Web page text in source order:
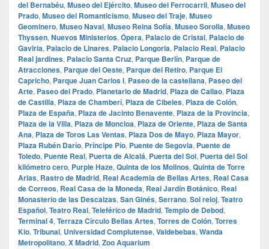
del Bernabéu, Museo del Ejército, Museo del Ferrocarril, Museo del
Prado, Museo del Romanticismo, Museo del Traje, Museo
Geominero, Museo Naval, Museo Reina Sofía, Museo Sorolla, Museo
Thyssen, Nuevos Ministerios, Ópera, Palacio de Cristal, Palacio de
Gaviria, Palacio de Linares, Palacio Longoria, Palacio Real, Palacio
Real jardines, Palacio Santa Cruz, Parque Berlín, Parque de
Atracciones, Parque del Oeste, Parque del Retiro, Parque El
Capricho, Parque Juan Carlos I, Paseo de la castellana, Paseo del
Arte, Paseo del Prado, Planetario de Madrid, Plaza de Callao, Plaza
de Castilla, Plaza de Chamberí, Plaza de Cibeles, Plaza de Colón,
Plaza de España, Plaza de Jacinto Benavente, Plaza de la Provincia,
Plaza de la Villa, Plaza de Moncloa, Plaza de Oriente, Plaza de Santa
Ana, Plaza de Toros Las Ventas, Plaza Dos de Mayo, Plaza Mayor,
Plaza Rubén Darío, Príncipe Pío, Puente de Segovia, Puente de
Toledo, Puente Real, Puerta de Alcalá, Puerta del Sol, Puerta del Sol
kilómetro cero, Purple Haze, Quinta de los Molinos, Quinta de Torre
Arias, Rastro de Madrid, Real Academia de Bellas Artes, Real Casa
de Correos, Real Casa de la Moneda, Real Jardín Botánico, Real
Monasterio de las Descalzas, San Ginés, Serrano, Sol reloj, Teatro
Español, Teatro Real, Teleférico de Madrid, Templo de Debod,
Terminal 4, Terraza Círculo Bellas Artes, Torres de Colón, Torres
Kio, Tribunal, Universidad Complutense, Valdebebas, Wanda
Metropolitano, X Madrid, Zoo Aquarium